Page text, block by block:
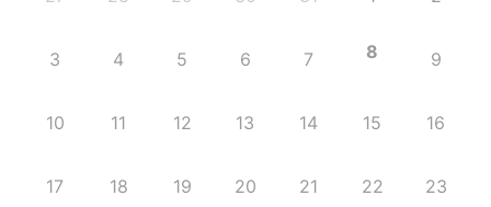
3 4 5 6 7 8 9
10 11 12 13 14 15 16
17 18 19 20 21 22 23